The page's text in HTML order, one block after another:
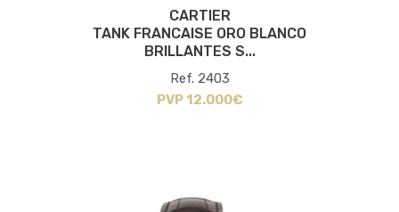
CARTIER
TANK FRANCAISE ORO BLANCO
BRILLANTES S...
Ref. 2403
PVP 12.000€